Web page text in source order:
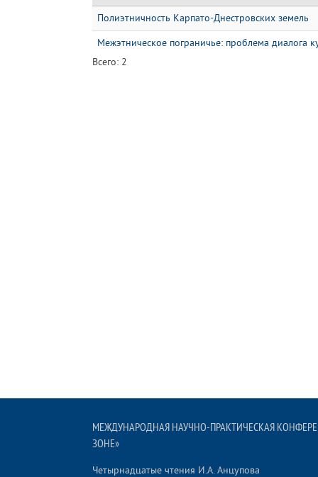
Полиэтничность Карпато-Днестровских земель
Межэтническое пограничье: проблема диалога
Всего: 2
MЕЖДУНАРОДНАЯ НАУЧНО-ПРАКТИЧЕСКАЯ
ЗОНЕ»
Четырнадцатые чтения И.А. Анцупова